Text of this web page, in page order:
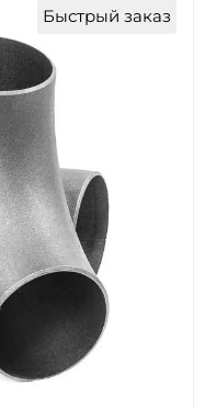
Быстрый заказ